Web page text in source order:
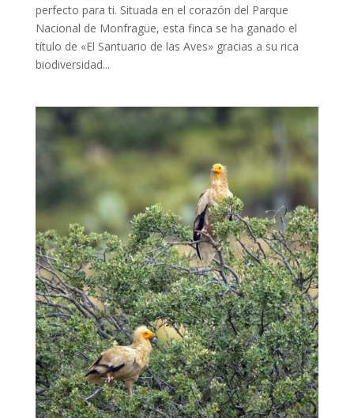
perfecto para ti. Situada en el corazón del Parque
Nacional de Monfragüe, esta finca se ha ganado el
título de «El Santuario de las Aves» gracias a su rica
biodiversidad...